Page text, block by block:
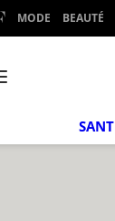
MODE BEAUTÉ